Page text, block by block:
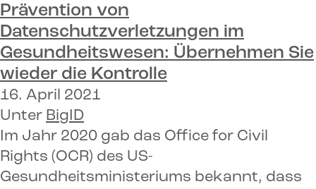
Prävention von
Datenschutzverletzungen im
Gesundheitswesen: Übernehmen Sie
wieder die Kontrolle
16. April 2021
Unter BigID
Im Jahr 2020 gab das Office for Civil
Rights (OCR) des US-
Gesundheitsministeriums bekannt, dass